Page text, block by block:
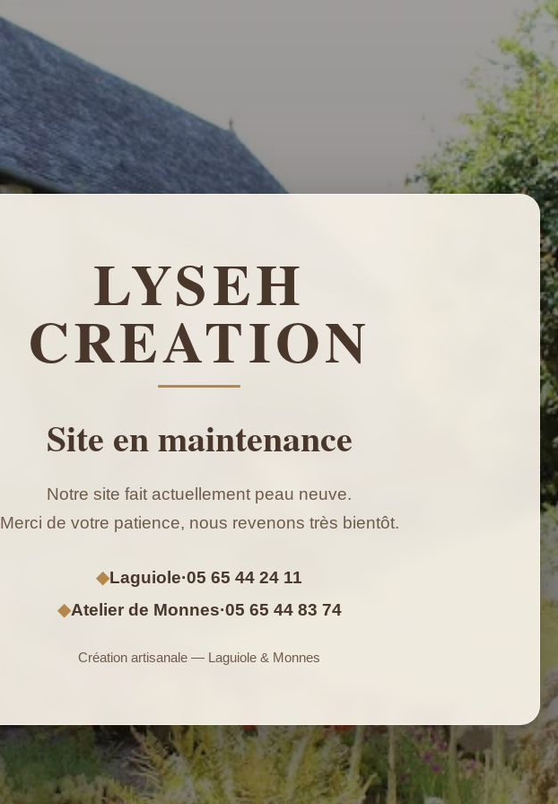
LYSEH
CREATION
Site en maintenance
Notre site fait actuellement peau neuve.
Merci de votre patience, nous revenons très bientôt.
◆Laguiole·05 65 44 24 11
◆Atelier de Monnes·05 65 44 83 74
Création artisanale — Laguiole & Monnes